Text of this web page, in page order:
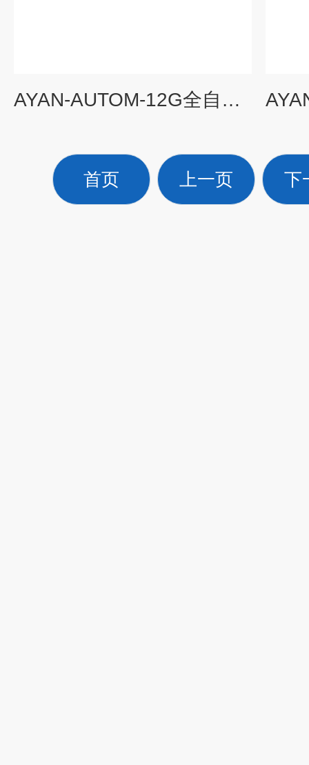
AYAN-AUTOM-12G全自动干式氮吹仪 可视快速浓缩安全稳定
首页 上一页 下